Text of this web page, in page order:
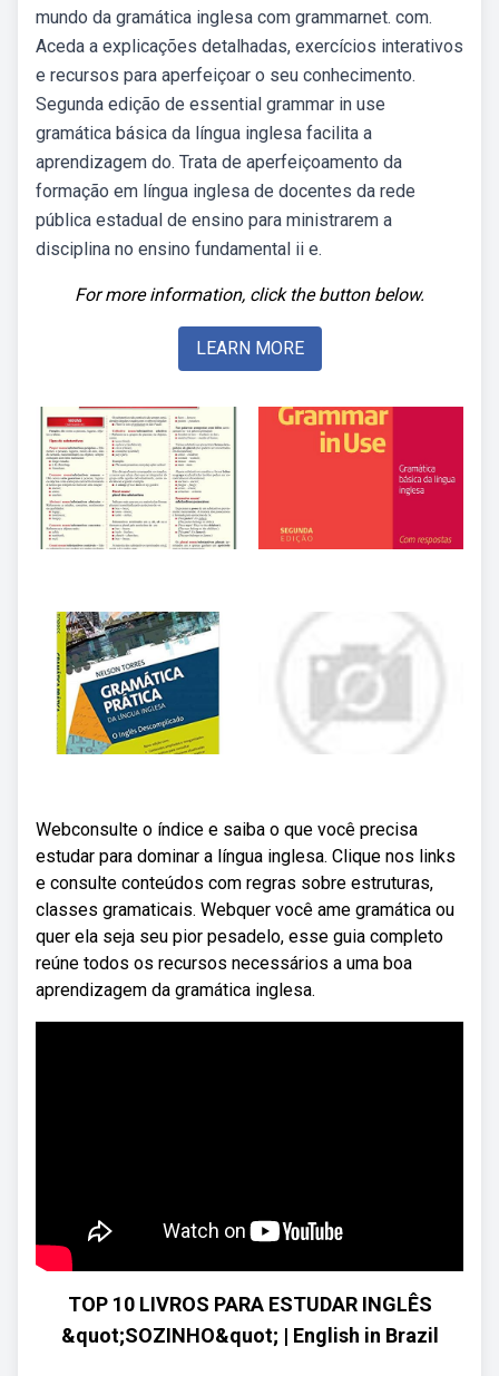
mundo da gramática inglesa com grammarnet. com.
Aceda a explicações detalhadas, exercícios interativos
e recursos para aperfeiçoar o seu conhecimento.
Segunda edição de essential grammar in use
gramática básica da língua inglesa facilita a
aprendizagem do. Trata de aperfeiçoamento da
formação em língua inglesa de docentes da rede
pública estadual de ensino para ministrarem a
disciplina no ensino fundamental ii e.
For more information, click the button below.
LEARN MORE
Webconsulte o índice e saiba o que você precisa
estudar para dominar a língua inglesa. Clique nos links
e consulte conteúdos com regras sobre estruturas,
classes gramaticais. Webquer você ame gramática ou
quer ela seja seu pior pesadelo, esse guia completo
reúne todos os recursos necessários a uma boa
aprendizagem da gramática inglesa.
TOP 10 LIVROS PARA ESTUDAR INGLÊS
&quot;SOZINHO&quot; | English in Brazil